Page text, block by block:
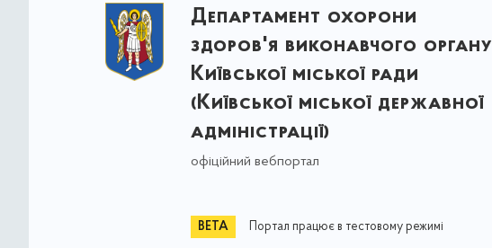
Департамент охорони
здоров'я виконавчого органу
Київської міської ради
(Київської міської державної
адміністрації)
офіційний вебпортал
Портал працює в тестовому режимі